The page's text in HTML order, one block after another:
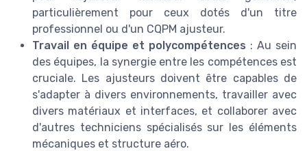
particulièrement pour ceux dotés d'un titre
professionnel ou d'un CQPM ajusteur.
Travail en équipe et polycompétences : Au sein
des équipes, la synergie entre les compétences est
cruciale. Les ajusteurs doivent être capables de
s'adapter à divers environnements, travailler avec
divers matériaux et interfaces, et collaborer avec
d'autres techniciens spécialisés sur les éléments
mécaniques et structure aéro.